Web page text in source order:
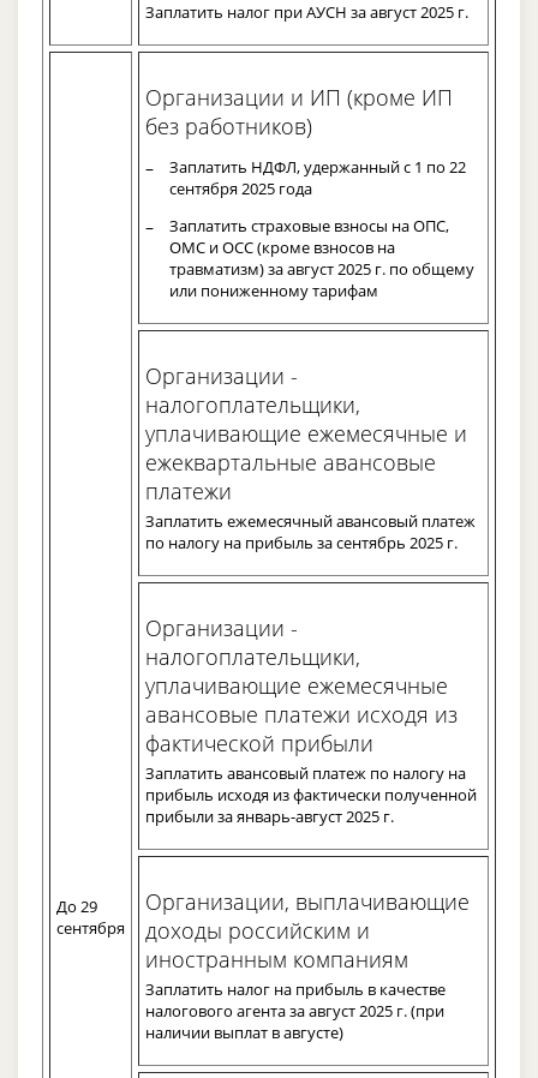
Заплатить налог при АУСН за август 2025 г.
До 29
сентября
Организации и ИП (кроме ИП
без работников)
Заплатить НДФЛ, удержанный с 1 по 22
сентября 2025 года
Заплатить страховые взносы на ОПС,
ОМС и ОСС (кроме взносов на
травматизм) за август 2025 г. по общему
или пониженному тарифам
Организации -
налогоплательщики,
уплачивающие ежемесячные и
ежеквартальные авансовые
платежи
Заплатить ежемесячный авансовый платеж
по налогу на прибыль за сентябрь 2025 г.
Организации -
налогоплательщики,
уплачивающие ежемесячные
авансовые платежи исходя из
фактической прибыли
Заплатить авансовый платеж по налогу на
прибыль исходя из фактически полученной
прибыли за январь-август 2025 г.
Организации, выплачивающие
доходы российским и
иностранным компаниям
Заплатить налог на прибыль в качестве
налогового агента за август 2025 г. (при
наличии выплат в августе)